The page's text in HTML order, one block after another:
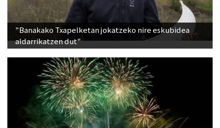
"Banakako Txapelketan jokatzeko nire eskubidea
aldarrikatzen dut"